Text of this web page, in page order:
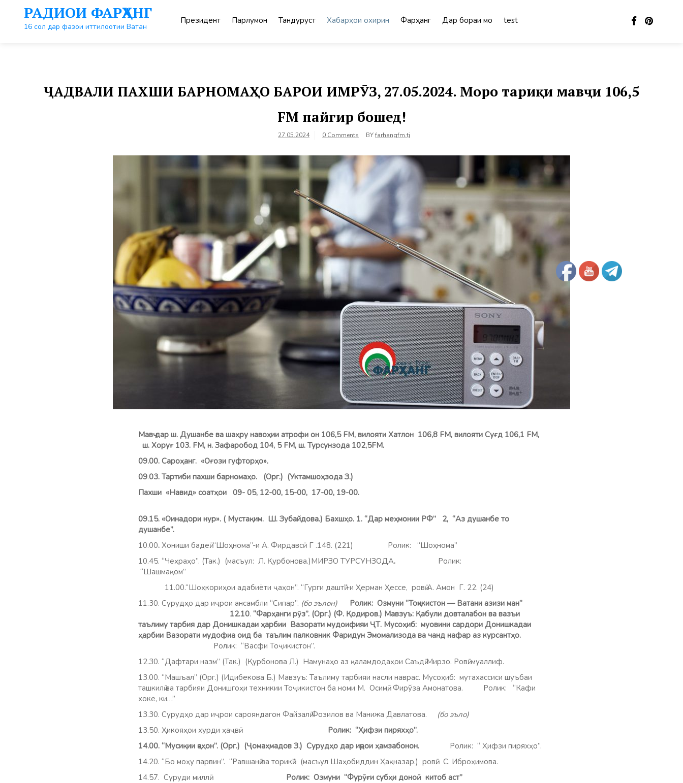
контенту
РАДИОИ ФАРҲАНГ
16 сол дар фазои иттилоотии Ватан
Президент Парлумон Тандурустӣ Хабарҳои охирин Фарҳанг Дар бораи мо test
ҶАДВАЛИ ПАХШИ БАРНОМАҲО БАРОИ ИМРӮЗ, 27.05.2024. Моро тариқи мавҷи 106,5
FM пайгир бошед!
27.05.2024 0 Comments BYfarhangfm.tj
Мавҷ дар ш. Душанбе ва шаҳру навоҳии атрофи он 106,5 FM, вилояти Хатлон 106,8 FМ, вилояти Суғд 106,1 FM,
ш. Хоруғ 103. FM, н. Зафаробод 104, 5 FM, ш. Турсунзода 102,5FM.
09.00. Сароҳанг. «Оғози гуфторҳо».
09.03. Тартиби пахши барномаҳо. (Орг.) (Уктамшоҳзода З.)
Пахши «Навид» соатҳои 09- 05, 12-00, 15-00, 17-00, 19-00.
09.15. «Оинадори нур». ( Мустақим. Ш. Зубайдова.) Бахшҳо. 1. “Дар меҳмонии РФ” 2, “Аз душанбе то
душанбе”.
10.00. Хониши бадеӣ. “Шоҳнома”-и А. Фирдавсӣ Г .148. (221) Ролик: “Шоҳнома”
10.45. “Чеҳраҳо”. (Так.) (масъул: Л. Қурбонова.)МИРЗО ТУРСУНЗОДА.
Ролик:
“Шашмақом”
11.00.“Шоҳкориҳои адабиёти ҷаҳон”. “Гурги даштӣ”-и Ҳерман Ҳессе, ровӣ А. Амон Г. 22. (24)
11.30. Сурудҳо дар иҷрои ансамбли “Сипар”. (бо эълон)
Ролик: Озмуни “Тоҷикистон — Ватани азизи ман”
12.10. “Фарҳанги рӯз”. (Орг.) (Ф. Қодиров.) Мавзуъ: Қабули довталабон ва вазъи
таълиму тарбия дар Донишкадаи ҳарбии Вазорати мудоифияи ҶТ. Мусоҳиб: муовини сардори Донишкадаи
ҳарбии Вазорати мудофиа оид ба таълим палковник Фаридун Эмомализода ва чанд нафар аз курсантҳо.
Ролик: “Васфи Тоҷикистон”.
12.30. “Дафтари назм” (Так.) (Қурбонова Л.) Намунаҳо аз қаламдодаҳои Саъдӣ Мирзо. Ровӣ: муаллиф.
13.00. “Машъал” (Орг.) (Идибекова Б.) Мавзуъ: Таълиму тарбияи насли наврас. Мусоҳиб: мутахассиси шуъбаи
ташкилӣ ва тарбияи Донишгоҳи техникии Тоҷикистон ба номи М. Осимӣ, Фирўза Амонатова.
Ролик: “Кафи
хоке, ки…”
13.30. Сурудҳо дар иҷрои сарояндагон Файзалӣ Фозилов ва Манижа Давлатова.
(бо эъло)
13.50. Ҳикояҳои хурди ҳаҷвӣ. Ролик: “Ҳифзи пиряхҳо”.
14.00. “Мусиқии ҷаҳон”. (Орг.) (Ҷомаҳмадов З.) Сурудҳо дар иҷрои ҳамзабонон. Ролик: “ Ҳифзи пиряхҳо”.
14.20. “Бо моҳу парвин”. “Равшанӣ ва торикӣ”. (масъул Шаҳобиддин Ҳақназар.) ровӣ: С. Иброҳимова.
14.57. Суруди миллӣ. Ролик: Озмуни “Фурӯғи субҳи доноӣ китоб аст”